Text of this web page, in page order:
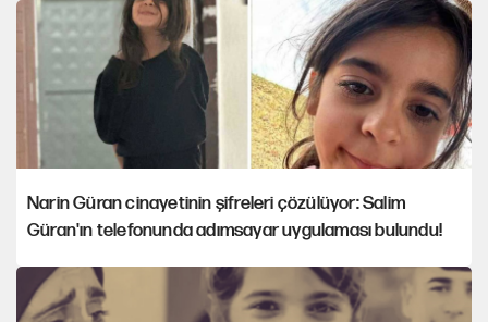
Narin Güran cinayetinin şifreleri çözülüyor: Salim
Güran'ın telefonunda adımsayar uygulaması bulundu!